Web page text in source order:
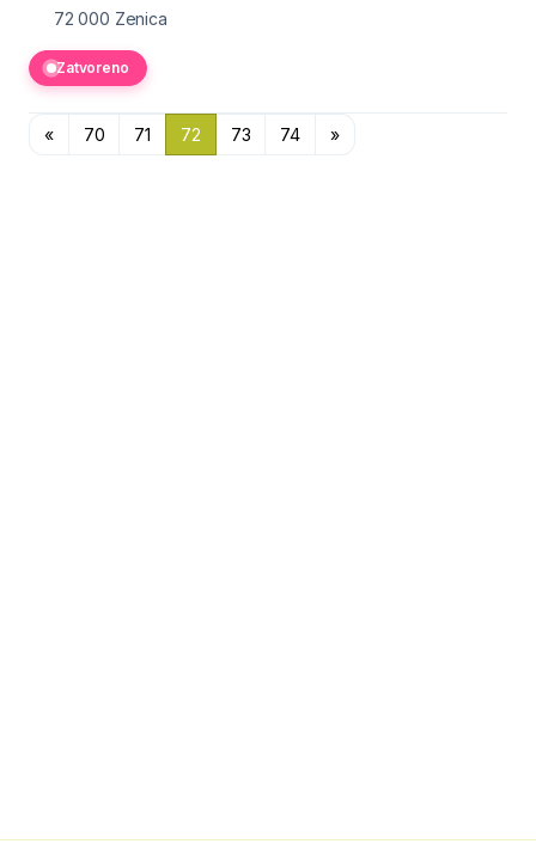
72 000 Zenica
Zatvoreno
« 70 71 72 73 74 »